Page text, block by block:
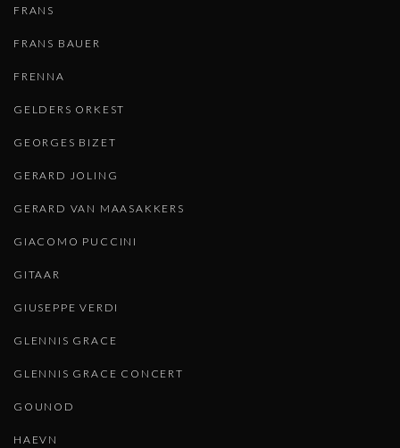
FRANS
FRANS BAUER
FRENNA
GELDERS ORKEST
GEORGES BIZET
GERARD JOLING
GERARD VAN MAASAKKERS
GIACOMO PUCCINI
GITAAR
GIUSEPPE VERDI
GLENNIS GRACE
GLENNIS GRACE CONCERT
GOUNOD
HAEVN